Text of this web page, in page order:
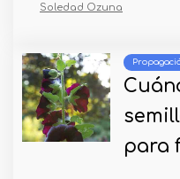
Soledad Ozuna
para